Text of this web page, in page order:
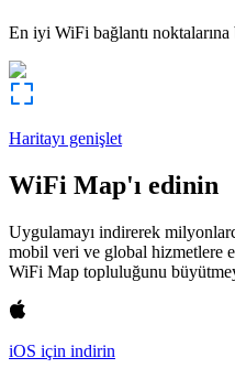
En iyi WiFi bağlantı noktalarına
Haritayı genişlet
WiFi Map'ı edinin
Uygulamayı indirerek
mobil veri ve global hizmetlere
WiFi Map topluluğunu
iOS için indirin